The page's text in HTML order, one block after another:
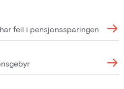
feil i pensjonssparingen